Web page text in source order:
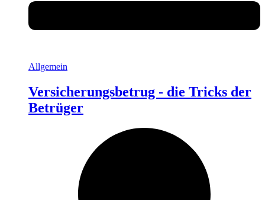
Allgemein
Versicherungsbetrug - die Tricks der
Betrüger